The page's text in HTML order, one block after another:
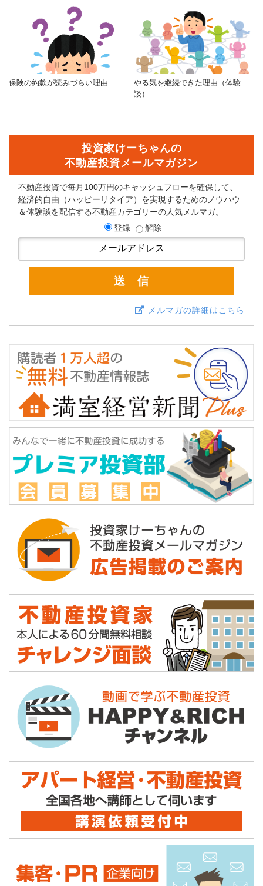
保険の約款が読みづらい理由
やる気を継続できた理由（体験
談）
投資家けーちゃんの
不動産投資メールマガジン
不動産投資で毎月100万円のキャッシュフローを確保して、
経済的自由（ハッピーリタイア）を実現するためのノウハウ
＆体験談を配信する不動産カテゴリーの人気メルマガ。
登録
解除
メルマガの詳細はこちら